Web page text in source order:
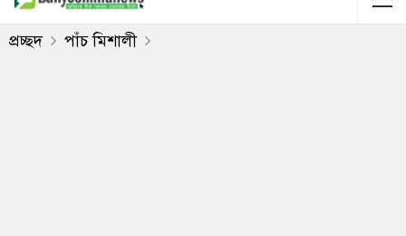
প্রচ্ছদ পাঁচ মিশালী